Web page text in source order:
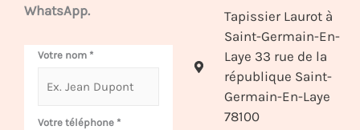
WhatsApp.
Votre nom *
Votre téléphone *
Tapissier Laurot à
Saint-Germain-En-
Laye 33 rue de la
république Saint-
Germain-En-Laye
78100